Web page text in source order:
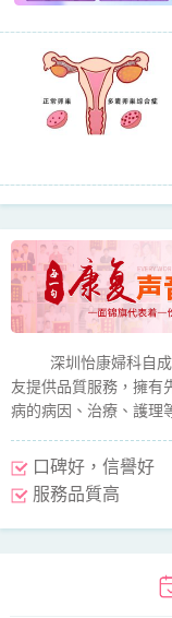
深圳怡康婦科自
友提供品質服務，擁有
病的病因、治療、護理
口碑好，信譽好
服務品質高